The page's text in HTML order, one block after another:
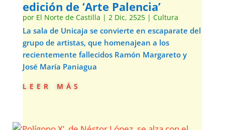
edición de ‘Arte Palencia’
por El Norte de Castilla | 2 Dic, 2525| Cultura
La sala de Unicaja se convierte en escaparate del
grupo de artistas, que homenajean a los
recientemente fallecidos Ramón Margareto y
José María Paniagua
leer más